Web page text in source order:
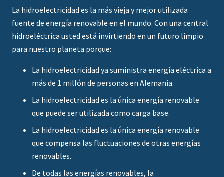
La hidroelectricidad es la más vieja y mejor utilizada
fuente de energía renovable en el mundo. Con una central
hidroeléctrica usted está invirtiendo en un futuro limpio
para nuestro planeta porque:
La hidroelectricidad ya suministra energía eléctrica a
más de 1 millón de personas en Alemania.
La hidroelectricidad es la única energía renovable
que puede ser utilizada como carga base.
La hidroelectricidad es la única energía renovable
que compensa las fluctuaciones de otras energías
renovables.
De todas las energías renovables, la